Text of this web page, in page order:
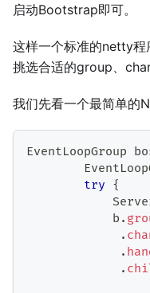
启动Bootstrap即可。
这样一个标准的netty程
挑选合适的group、
我们先看一个最简单的
EventLoopGroup
try {
            b
.
.
.
.